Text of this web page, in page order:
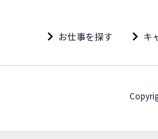
お仕事を探す キ